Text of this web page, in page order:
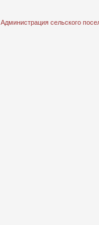
Администрация сельского